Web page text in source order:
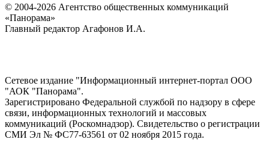
© 2004-2026 Агентство общественных коммуникаций
«Панорама»
Главный редактор Агафонов И.А.
Сетевое издание "Информационный интернет-портал ООО
"АОК "Панорама".
Зарегистрировано Федеральной службой по надзору в сфере
связи, информационных технологий и массовых
коммуникаций (Роскомнадзор). Cвидетельство о регистрации
СМИ Эл № ФС77-63561 от 02 ноября 2015 года.